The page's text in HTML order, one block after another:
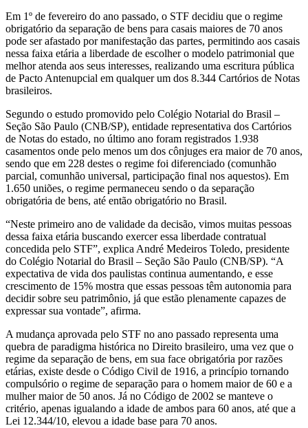
Em 1º de fevereiro do ano passado, o STF decidiu que o regime
obrigatório da separação de bens para casais maiores de 70 anos
pode ser afastado por manifestação das partes, permitindo aos casais
nessa faixa etária a liberdade de escolher o modelo patrimonial que
melhor atenda aos seus interesses, realizando uma escritura pública
de Pacto Antenupcial em qualquer um dos 8.344 Cartórios de Notas
brasileiros.
Segundo o estudo promovido pelo Colégio Notarial do Brasil –
Seção São Paulo (CNB/SP), entidade representativa dos Cartórios
de Notas do estado, no último ano foram registrados 1.938
casamentos onde pelo menos um dos cônjuges era maior de 70 anos,
sendo que em 228 destes o regime foi diferenciado (comunhão
parcial, comunhão universal, participação final nos aquestos). Em
1.650 uniões, o regime permaneceu sendo o da separação
obrigatória de bens, até então obrigatório no Brasil.
“Neste primeiro ano de validade da decisão, vimos muitas pessoas
dessa faixa etária buscando exercer essa liberdade contratual
concedida pelo STF”, explica André Medeiros Toledo, presidente
do Colégio Notarial do Brasil – Seção São Paulo (CNB/SP). “A
expectativa de vida dos paulistas continua aumentando, e esse
crescimento de 15% mostra que essas pessoas têm autonomia para
decidir sobre seu patrimônio, já que estão plenamente capazes de
expressar sua vontade”, afirma.
A mudança aprovada pelo STF no ano passado representa uma
quebra de paradigma histórica no Direito brasileiro, uma vez que o
regime da separação de bens, em sua face obrigatória por razões
etárias, existe desde o Código Civil de 1916, a princípio tornando
compulsório o regime de separação para o homem maior de 60 e a
mulher maior de 50 anos. Já no Código de 2002 se manteve o
critério, apenas igualando a idade de ambos para 60 anos, até que a
Lei 12.344/10, elevou a idade base para 70 anos.